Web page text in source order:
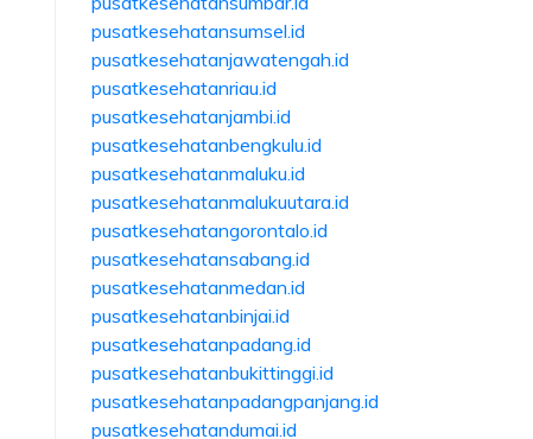
pusatkesehatansumsel.id
pusatkesehatanjawatengah.id
pusatkesehatanriau.id
pusatkesehatanjambi.id
pusatkesehatanbengkulu.id
pusatkesehatanmaluku.id
pusatkesehatanmalukuutara.id
pusatkesehatangorontalo.id
pusatkesehatansabang.id
pusatkesehatanmedan.id
pusatkesehatanbinjai.id
pusatkesehatanpadang.id
pusatkesehatanbukittinggi.id
pusatkesehatanpadangpanjang.id
pusatkesehatandumai.id